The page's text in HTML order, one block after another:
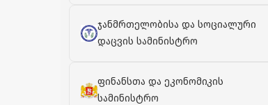
ჯანმრთელობისა და სოციალური
დაცვის სამინისტრო
ფინანსთა და ეკონომიკის
სამინისტრო